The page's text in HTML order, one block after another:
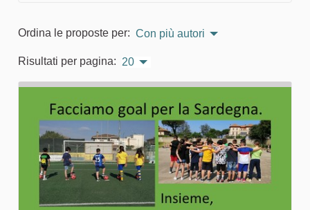
Ordina le proposte per: Con più autori
Risultati per pagina: 20